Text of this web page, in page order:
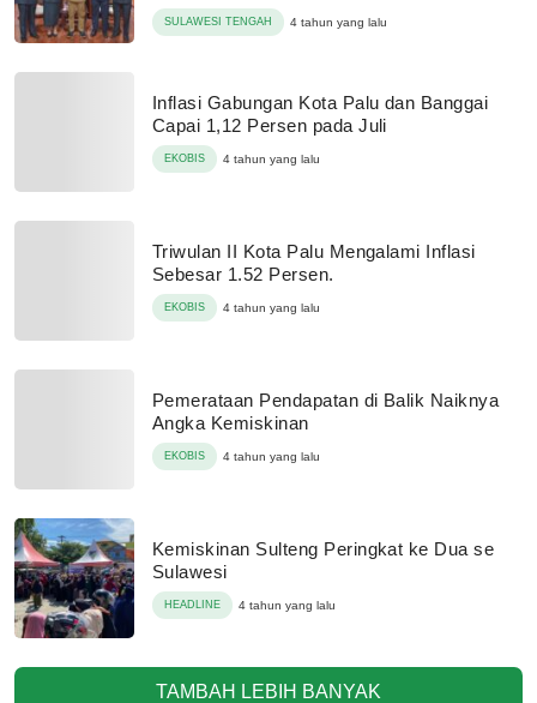
SULAWESI TENGAH 4 tahun yang lalu
Inflasi Gabungan Kota Palu dan Banggai
Capai 1,12 Persen pada Juli
EKOBIS 4 tahun yang lalu
Triwulan II Kota Palu Mengalami Inflasi
Sebesar 1.52 Persen.
EKOBIS 4 tahun yang lalu
Pemerataan Pendapatan di Balik Naiknya
Angka Kemiskinan
EKOBIS 4 tahun yang lalu
Kemiskinan Sulteng Peringkat ke Dua se
Sulawesi
HEADLINE 4 tahun yang lalu
TAMBAH LEBIH BANYAK